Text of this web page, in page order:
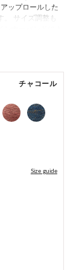
ップロールした
サイズ調整も
ち運びが可能
チザン(職人)が持
いずれかの商品の
チャコール
Size guide